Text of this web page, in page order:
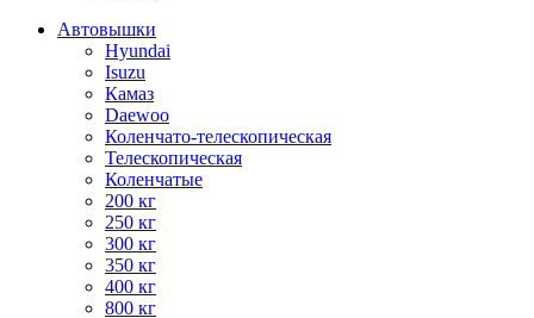
Автовышки
Hyundai
Isuzu
Камаз
Daewoo
Коленчато-телескопическая
Телескопическая
Коленчатые
200 кг
250 кг
300 кг
350 кг
400 кг
800 кг